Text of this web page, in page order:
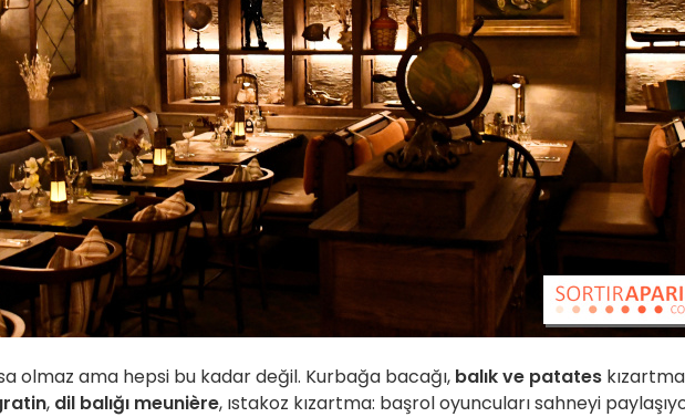
olmaz ama hepsi bu kadar değil. Kurbağa bacağı, balık ve patates
, dil balığı meunière, ıstakoz kızartma: başrol oyuncuları sahneyi